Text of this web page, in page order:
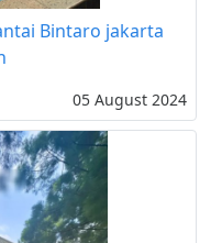
Bintaro jakarta
05 August 2024